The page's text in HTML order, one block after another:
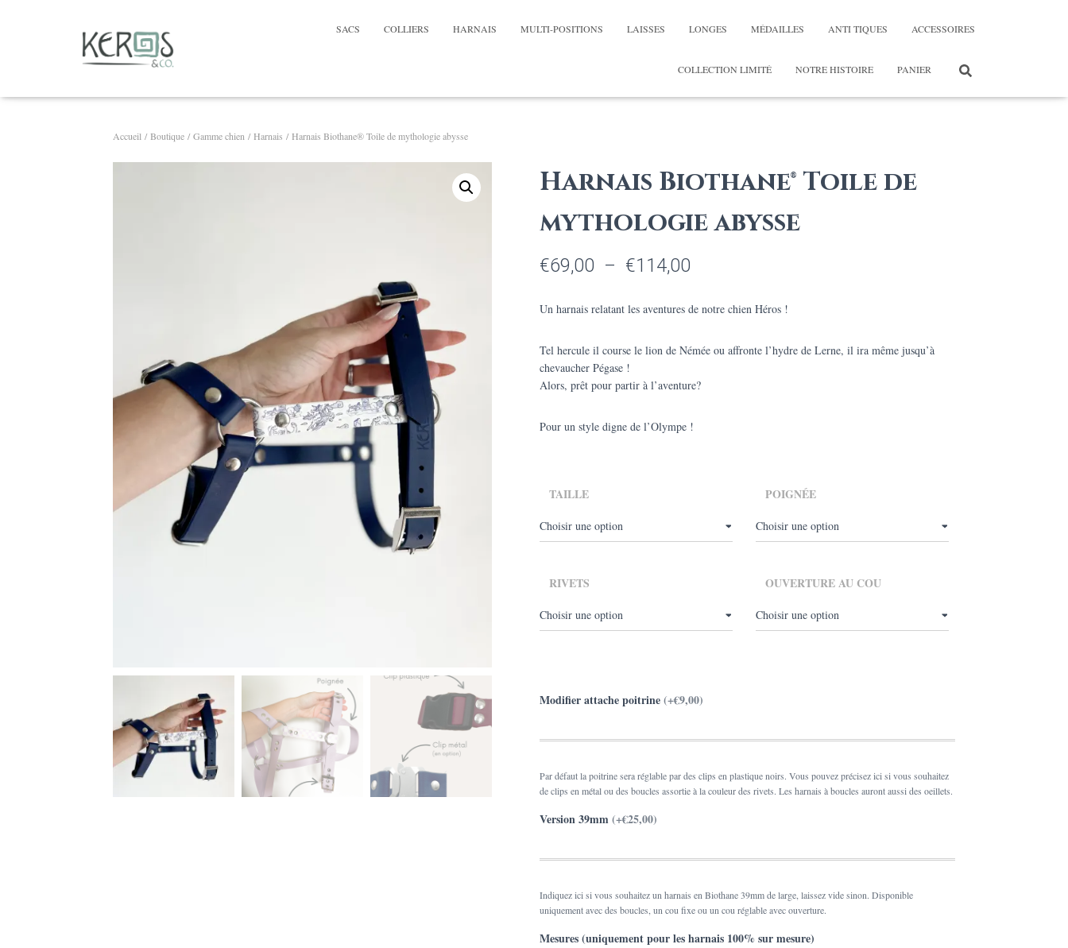
SACS COLLIERS HARNAIS MULTI-POSITIONS LAISSES LONGES MÉDAILLES ANTI TIQUES ACCESSOIRES
COLLECTION LIMITÉ NOTRE HISTOIRE PANIER
Accueil /Boutique /Gamme chien /Harnais / Harnais Biothane® Toile de mythologie abysse
Harnais Biothane® Toile de
mythologie abysse
€69,00 – €114,00
€69,00
à
Un harnais relatant les aventures de notre chien Héros !
Tel hercule il course le lion de Némée ou affronte l’hydre de Lerne, il ira même jusqu’à
chevaucher Pégase !
Alors, prêt pour partir à l’aventure?
Pour un style digne de l’Olympe !
TAILLE POIGNÉE
RIVETS OUVERTURE AU COU
Modifier attache poitrine(+€9,00)
Par défaut la poitrine sera réglable par des clips en plastique noirs. Vous pouvez précisez ici si vous souhaitez
de clips en métal ou des boucles assortie à la couleur des rivets. Les harnais à boucles auront aussi des oeillets.
Version 39mm(+€25,00)
Indiquez ici si vous souhaitez un harnais en Biothane 39mm de large, laissez vide sinon. Disponible
uniquement avec des boucles, un cou fixe ou un cou réglable avec ouverture.
Mesures (uniquement pour les harnais 100% sur mesure)